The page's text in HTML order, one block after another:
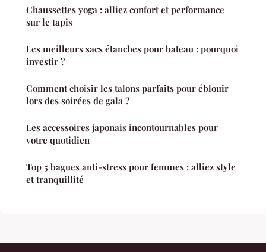
Chaussettes yoga : alliez confort et performance
sur le tapis
Les meilleurs sacs étanches pour bateau : pourquoi
investir ?
Comment choisir les talons parfaits pour éblouir
lors des soirées de gala ?
Les accessoires japonais incontournables pour
votre quotidien
Top 5 bagues anti-stress pour femmes : alliez style
et tranquillité